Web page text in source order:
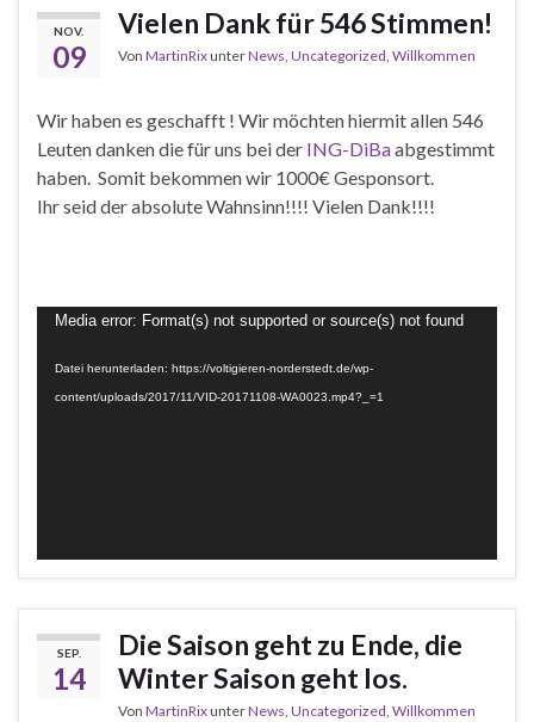
NOV.
09
Vielen Dank für 546 Stimmen!
Von MartinRixunterNews Uncategorized Willkommen
Wir haben es geschafft ! Wir möchten hiermit allen 546
Leuten danken die für uns bei der ING-DiBaabgestimmt
haben. Somit bekommen wir 1000€ Gesponsort.
Ihr seid der absolute Wahnsinn!!!! Vielen Dank!!!!
Video-
Media error: Format(s) not supported or source(s) not found
Datei herunterladen: https://voltigieren-norderstedt.de/wp-
content/uploads/2017/11/VID-20171108-WA0023.mp4?_=1
SEP.
14
Die Saison geht zu Ende, die
Winter Saison geht los.
Von MartinRixunterNews, Uncategorized, Willkommen